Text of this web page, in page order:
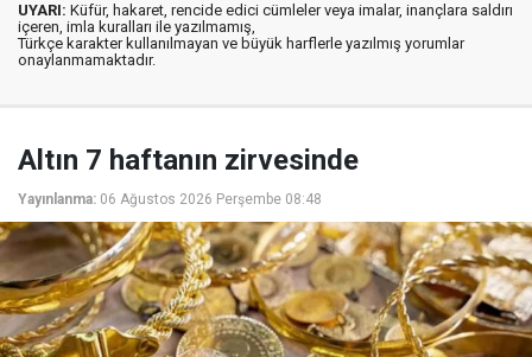
UYARI: Küfür, hakaret, rencide edici cümleler veya imalar, inançlara saldırı
içeren, imla kuralları ile yazılmamış,
Türkçe karakter kullanılmayan ve büyük harflerle yazılmış yorumlar
onaylanmamaktadır.
Altın 7 haftanın zirvesinde
Yayınlanma: 06 Ağustos 2026 Perşembe 08:48